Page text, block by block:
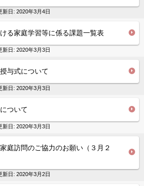
新日: 2020年3月4日
る家庭学習等に係る課題一覧表
新日: 2020年3月3日
与式について
新日: 2020年3月3日
ついて
新日: 2020年3月3日
庭訪問のご協力のお願い（３月２
新日: 2020年3月2日